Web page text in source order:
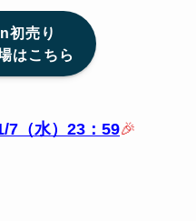
初売り
はこちら
7（水）23：59🎉